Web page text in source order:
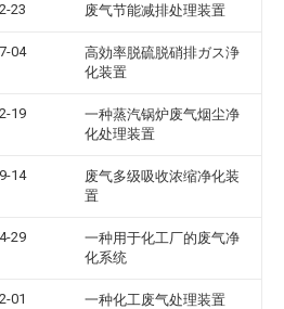
23 废气节能减排处理装置
04
高効率脱硫脱硝排ガス浄
化装置
19
一种蒸汽锅炉废气烟尘净
化处理装置
14
废气多级吸收浓缩净化装
置
29
一种用于化工厂的废气净
化系统
01 一种化工废气处理装置